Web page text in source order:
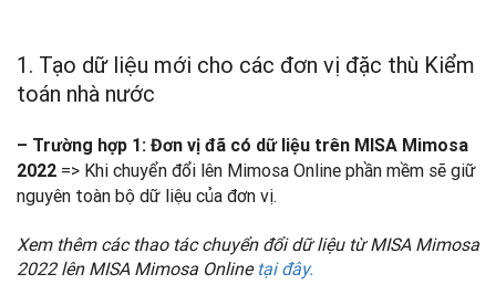
1. Tạo dữ liệu mới cho các đơn vị đặc thù Kiểm
toán nhà nước
– Trường hợp 1: Đơn vị đã có dữ liệu trên MISA Mimosa
2022 => Khi chuyển đổi lên Mimosa Online phần mềm sẽ giữ
nguyên toàn bộ dữ liệu của đơn vị.
Xem thêm các thao tác chuyển đổi dữ liệu từ MISA Mimosa
2022 lên MISA Mimosa Online tại đây.